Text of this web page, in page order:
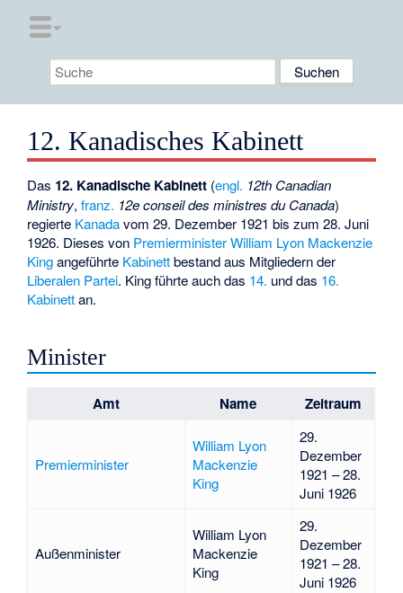
12. Kanadisches Kabinett
Das 12. Kanadische Kabinett (engl. 12th Canadian
Ministry,franz. 12e conseil des ministres du Canada)
regierte Kanadavom 29. Dezember 1921 bis zum 28. Juni
1926. Dieses von Premierminister William Lyon Mackenzie
Kingangeführte Kabinettbestand aus Mitgliedern der
Liberalen Partei. King führte auch das 14. und das 16.
Kabinettan.
Minister
Amt Name Zeitraum
Premierminister
William Lyon
Mackenzie
King
29.
Dezember
1921 – 28.
Juni 1926
Außenminister
William Lyon
Mackenzie
King
29.
Dezember
1921 – 28.
Juni 1926